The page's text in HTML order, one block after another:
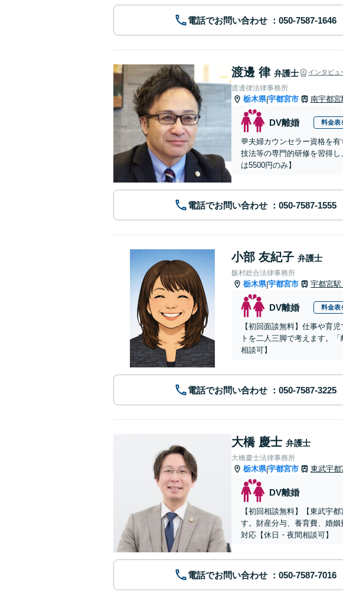
電話でお問い合わせ
渡邊 律 弁護士 インタビュ
渡邊律法律事務所
栃木県|宇都宮市 南宇都宮
DV離婚 料金表
💬夫婦カウンセラー資格を
技法等の専門的研修を習得
は5500円のみ】
電話でお問い合わせ
小部 友紀子 弁護士
飯村総合法律事務所
栃木県|宇都宮市 宇都宮駅
DV離婚 料金表
【初回面談無料】仕事や育
トを二人三脚で考えます。
相談可】
電話でお問い合わせ
大橋 慶士 弁護士
大橋慶士法律事務所
栃木県|宇都宮市 東武宇都
DV離婚
【初回相談無料】【東武宇
す。財産分与、養育費、婚
対応【休日・夜間相談可】
電話でお問い合わせ